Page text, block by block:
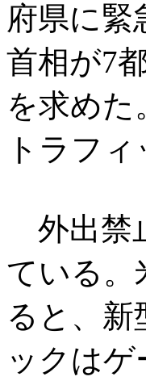
府県に緊
首相が7
を求め
トラフィ
外出禁
ている。
ると、
ックはゲ